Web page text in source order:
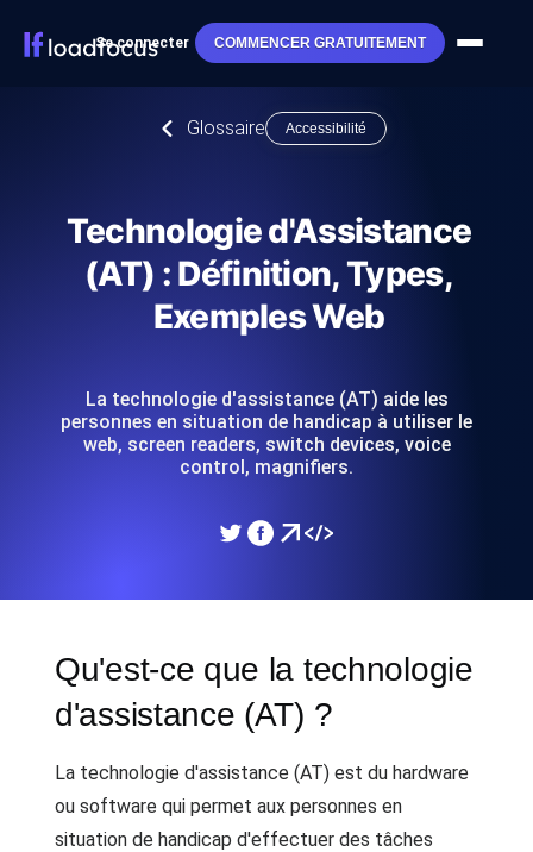
Se connecter COMMENCER GRATUITEMENT
Glossaire Accessibilité
Technologie d'Assistance
(AT) : Définition, Types,
Exemples Web
La technologie d'assistance (AT) aide les
personnes en situation de handicap à utiliser le
web, screen readers, switch devices, voice
control, magnifiers.
Qu'est-ce que la technologie
d'assistance (AT) ?
La technologie d'assistance (AT) est du hardware
ou software qui permet aux personnes en
situation de handicap d'effectuer des tâches